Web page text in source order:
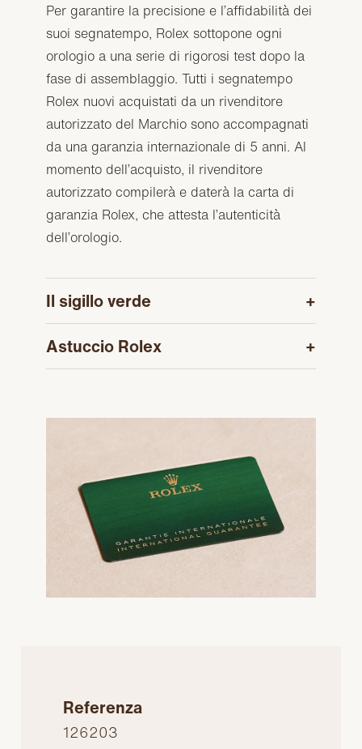
Per garantire la precisione e l’affidabilità dei
suoi segnatempo, Rolex sottopone ogni
orologio a una serie di rigorosi test dopo la
fase di assemblaggio. Tutti i segnatempo
Rolex nuovi acquistati da un rivenditore
autorizzato del Marchio sono accompagnati
da una garanzia internazionale di 5 anni. Al
momento dell’acquisto, il rivenditore
autorizzato compilerà e daterà la carta di
garanzia Rolex, che attesta l’autenticità
dell’orologio.
Il sigillo verde
Astuccio Rolex
Referenza
126203